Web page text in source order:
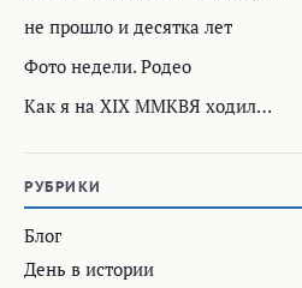
не прошло и десятка лет
Фото недели. Родео
Как я на XIX ММКВЯ ходил…
РУБРИКИ
Блог
День в истории